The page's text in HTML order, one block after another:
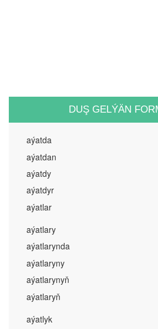
DUŞ GELÝÄN
aýatda
aýatdan
aýatdy
aýatdyr
aýatlar
aýatlary
aýatlarynda
aýatlaryny
aýatlarynyň
aýatlaryň
aýatlyk